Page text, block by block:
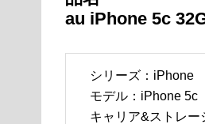
au iPhone 5c
シリーズ：iPhone
モデル：iPhone 5c
キャリア&ストレー